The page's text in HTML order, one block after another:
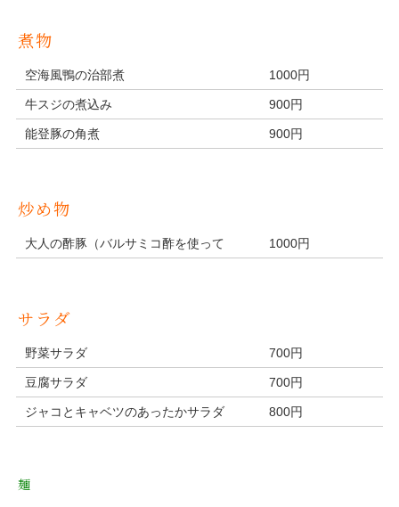
煮物
空海風鴨の治部煮 1000円
牛スジの煮込み 900円
能登豚の角煮 900円
炒め物
大人の酢豚（バルサミコ酢を使って 1000円
サラダ
野菜サラダ 700円
豆腐サラダ 700円
ジャコとキャベツのあったかサラダ 800円
麺